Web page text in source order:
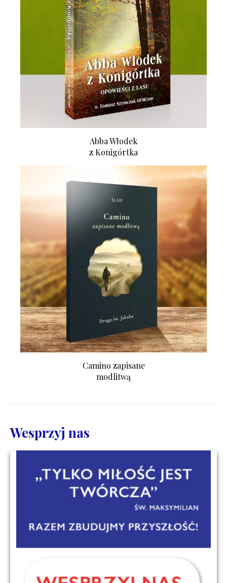
Abba Włodek
z Konigórtka
Camino zapisane
modlitwą
Wesprzyj nas